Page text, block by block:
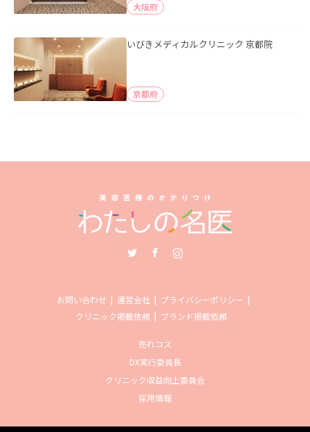
大阪府
いびきメディカルクリニック 京都院
京都府
お問い合わせ 運営会社
プライバシーポリシー
クリニック掲載依頼
ブランド掲載依頼
売れコス
DX実行委員長
クリニック収益向上委員会
採用情報